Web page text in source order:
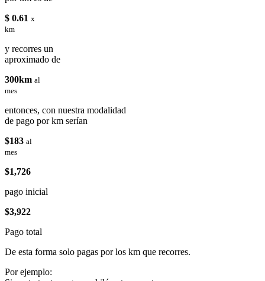
$ 0.61 x
km
y recorres un
aproximado de
300km al
mes
entonces, con nuestra modalidad
de pago por km serían
$183 al
mes
$1,726
pago inicial
$3,922
Pago total
De esta forma solo pagas por los km que recorres.
Por ejemplo: